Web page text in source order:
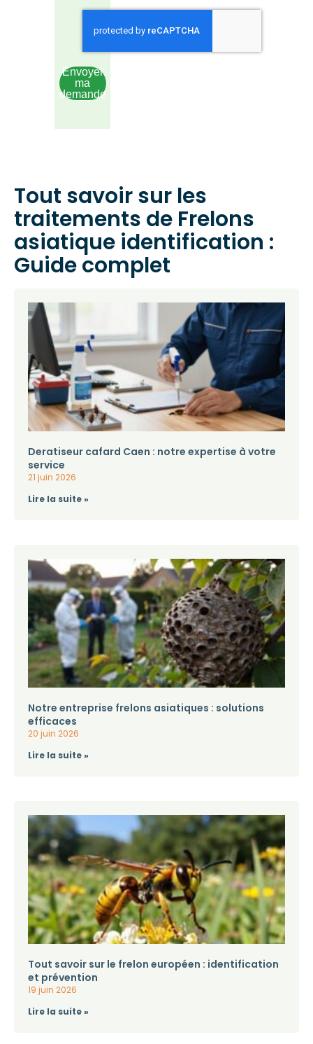
Envoyer
ma
demande
Tout savoir sur les
traitements de Frelons
asiatique identification :
Guide complet
Deratiseur cafard Caen : notre expertise à votre
service
21 juin 2026
Lire la suite »
Notre entreprise frelons asiatiques : solutions
efficaces
20 juin 2026
Lire la suite »
Tout savoir sur le frelon européen : identification
et prévention
19 juin 2026
Lire la suite »